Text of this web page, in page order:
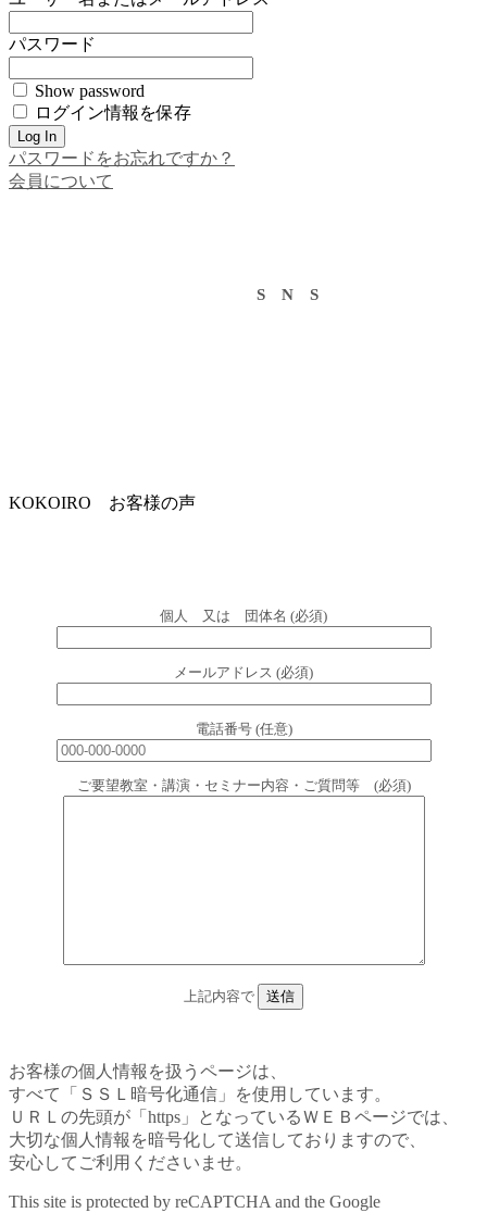
パスワード
Show password
ログイン情報を保存
パスワードをお忘れですか？
会員について
S N S
KOKOIRO お客様の声
個人 又は 団体名 (必須)
メールアドレス (必須)
電話番号 (任意)
ご要望教室・講演・セミナー内容・ご質問等 (必須)
上記内容で
お客様の個人情報を扱うページは、
すべて「ＳＳＬ暗号化通信」を使用しています。
ＵＲＬの先頭が「https」となっているＷＥＢページでは、
大切な個人情報を暗号化して送信しておりますので、
安心してご利用くださいませ。
This site is protected by reCAPTCHA and the Google